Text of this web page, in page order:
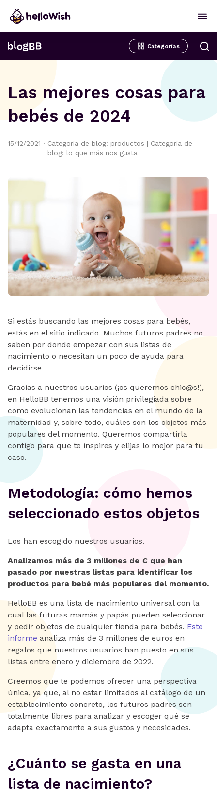
Categorías
Las mejores cosas para
bebés de 2024
15/12/2021 · Categoría de blog: productos | Categoría de
blog: lo que más nos gusta
Si estás buscando las mejores cosas para bebés,
estás en el sitio indicado. Muchos futuros padres no
saben por donde empezar con sus listas de
nacimiento o necesitan un poco de ayuda para
decidirse.
Gracias a nuestros usuarios (¡os queremos chic@s!),
en HelloBB tenemos una visión privilegiada sobre
como evolucionan las tendencias en el mundo de la
maternidad y, sobre todo, cuáles son los objetos más
populares del momento. Queremos compartirla
contigo para que te inspires y elijas lo mejor para tu
caso.
Metodología: cómo hemos
seleccionado estos objetos
Los han escogido nuestros usuarios.
Analizamos más de 3 millones de € que han
pasado por nuestras listas para identificar los
productos para bebé más populares del momento.
HelloBB es una lista de nacimiento universal con la
cual las futuras mamás y papás pueden seleccionar
y pedir objetos de cualquier tienda para bebés. Este
informe analiza más de 3 millones de euros en
regalos que nuestros usuarios han puesto en sus
listas entre enero y diciembre de 2022.
Creemos que te podemos ofrecer una perspectiva
única, ya que, al no estar limitados al catálogo de un
establecimiento concreto, los futuros padres son
totalmente libres para analizar y escoger qué se
adapta exactamente a sus gustos y necesidades.
¿Cuánto se gasta en una
lista de nacimiento?